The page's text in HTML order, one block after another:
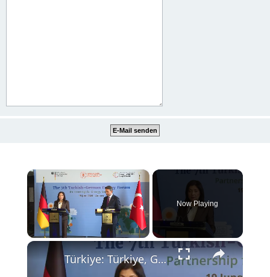
×
Unmute
Now Playing
×
Türkiye: Türkiye, Germany sign economic cooperation protocol, target $60B trade volume.